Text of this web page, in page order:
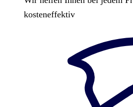
kosteneffektiv